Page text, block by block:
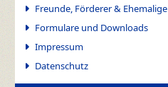
Freunde, Förderer & Ehemalige
Formulare und Downloads
Impressum
Datenschutz